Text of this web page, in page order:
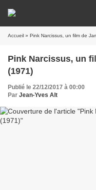
Accueil » Pink Narcissus, un film de
Pink Narcissus, un
(1971)
Publié le 22/12/2017 à 00:00
Par Jean-Yves Alt